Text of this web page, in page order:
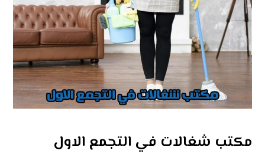
مكتب شغالات في التجمع الاول